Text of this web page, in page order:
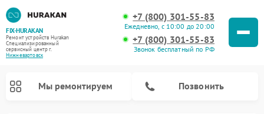
FIX-HURAKAN
Ремонт устройств Hurakan
Специализированный
cервисный центр г.
Нижневартовск
+7 (800) 301-55-83
Ежедневно, с 10:00 до 20:00
+7 (800) 301-55-83
Звонок бесплатный по РФ
Мы ремонтируем Позвонить